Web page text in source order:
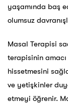
yaşamında baş
olumsuz
Masal Terapisi
terapisinin
hissetmesini
ve yetişkinler
etmeyi öğrenir.